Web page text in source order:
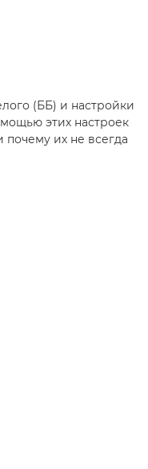
(ББ) и настройки
этих настроек
почему их не всегда